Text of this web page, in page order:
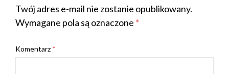
Twój adres e-mail nie zostanie opublikowany.
Wymagane pola są oznaczone *
Komentarz *